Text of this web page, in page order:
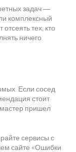
задач —
комплексный
тех, кто
ничего
Если сосед
стоит
мастер пришел
сервисы с
сайте «Ошибки